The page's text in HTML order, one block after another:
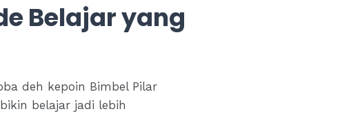
Belajar yang
deh kepoin Bimbel Pilar
belajar jadi lebih